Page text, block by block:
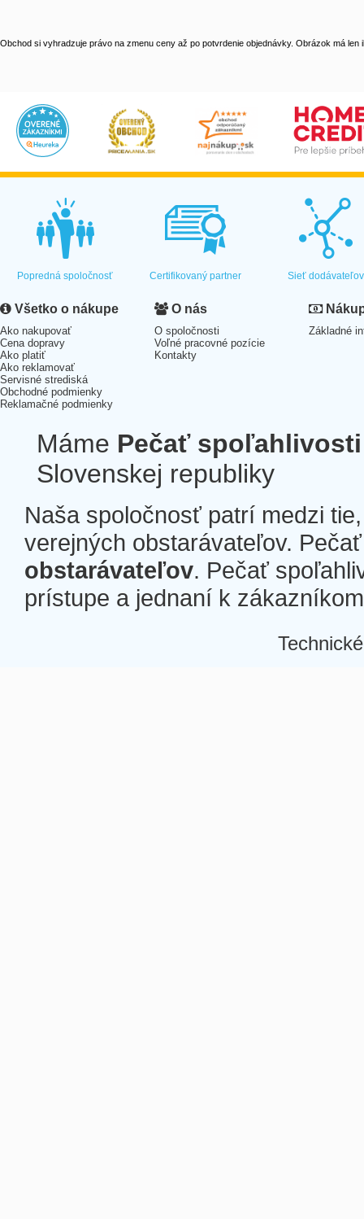
Obchod si vyhradzuje právo na zmenu ceny až po potvrdenie objednávky. Obrázok má len
Popredná spoločnosť Certifikovaný partner Sieť dodávateľov
Všetko o nákupe
Ako nakupovať
Cena dopravy
Ako platiť
Ako reklamovať
Servisné strediská
Obchodné podmienky
Reklamačné podmienky
O nás
O spoločnosti
Voľné pracovné pozície
Kontakty
Základné
Máme Pečať spoľahlivosti
Slovenskej republiky
Naša spoločnosť patrí medzi
verejných obstarávateľov.
obstarávateľov. Pečať
prístupe a jednaní k